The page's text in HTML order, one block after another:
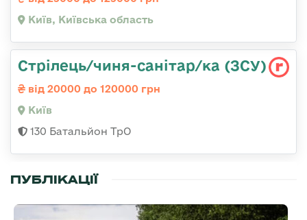
Київ, Київська область
Стрілець/чиня-санітар/ка (ЗСУ)
від 20000 до 120000 грн
Київ
130 Батальйон ТрО
ПУБЛІКАЦІЇ